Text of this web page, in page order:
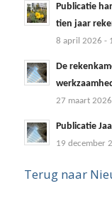
Publicatie
tien jaar
8 april 2026 -
De
27 maart
Publicatie
19 december
Terug naar